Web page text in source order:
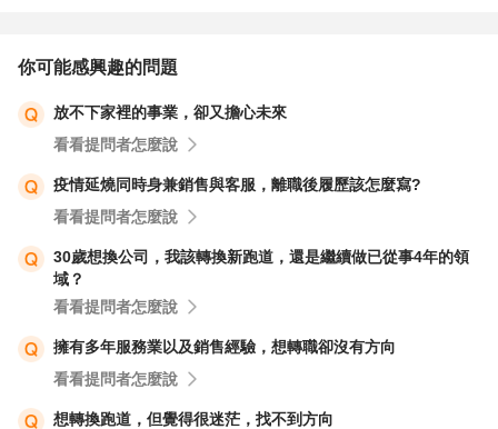
你可能感興趣的問題
放不下家裡的事業，卻又擔心未來
看看提問者怎麼說
疫情延燒同時身兼銷售與客服，離職後履歷該怎麼寫?
看看提問者怎麼說
30歲想換公司，我該轉換新跑道，還是繼續做已從事4年的領
域？
看看提問者怎麼說
擁有多年服務業以及銷售經驗，想轉職卻沒有方向
看看提問者怎麼說
想轉換跑道，但覺得很迷茫，找不到方向